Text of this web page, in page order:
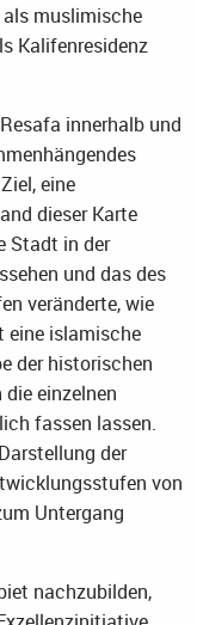
muslimische
Kalifenresidenz
innerhalb und
eine
dieser Karte
Stadt in der
und das des
veränderte, wie
eine islamische
der historischen
einzelnen
fassen lassen.
der
von
Untergang
nachzubilden,